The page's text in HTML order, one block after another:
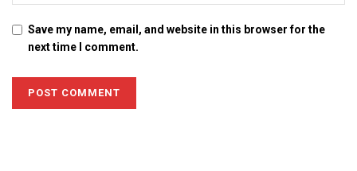
Save my name, email, and website in this browser for the
next time I comment.